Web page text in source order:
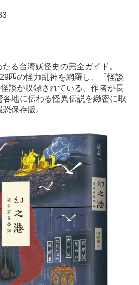
る台湾妖怪史の完全ガイド。
匹の怪力乱神を網羅し、「怪談
談が収録されている。作者が長
地に伝わる怪異伝説を緻密に取
保存版。